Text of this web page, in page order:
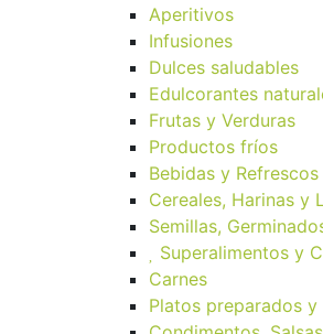
Aperitivos
Infusiones
Dulces saludables
Edulcorantes
Frutas y Verduras
Productos fríos
Bebidas y Refrescos
Cereales, Harinas y
Semillas,
Superalimentos y
Carnes
Platos preparados y